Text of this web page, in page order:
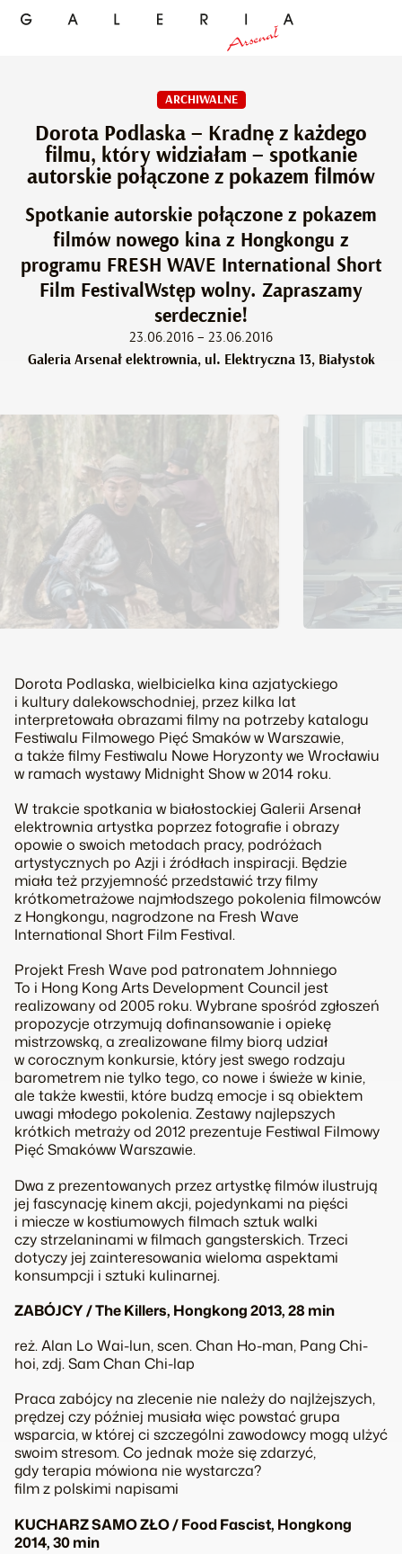
ARCHIWALNE
Dorota Podlaska – Kradnę z każdego
filmu, który widziałam – spotkanie
autorskie połączone z pokazem filmów
Spotkanie autorskie połączone z pokazem
filmów nowego kina z Hongkongu z
programu FRESH WAVE International Short
Film FestivalWstęp wolny. Zapraszamy
serdecznie!
23.06.2016 – 23.06.2016
Galeria Arsenał elektrownia, ul. Elektryczna 13, Białystok
Dorota Podlaska, wielbicielka kina azjatyckiego
i kultury dalekowschodniej, przez kilka lat
interpretowała obrazami filmy na potrzeby katalogu
Festiwalu Filmowego Pięć Smaków w Warszawie,
a także filmy Festiwalu Nowe Horyzonty we Wrocławiu
w ramach wystawy Midnight Show w 2014 roku.
W trakcie spotkania w białostockiej Galerii Arsenał
elektrownia artystka poprzez fotografie i obrazy
opowie o swoich metodach pracy, podróżach
artystycznych po Azji i źródłach inspiracji. Będzie
miała też przyjemność przedstawić trzy filmy
krótkometrażowe najmłodszego pokolenia filmowców
z Hongkongu, nagrodzone na Fresh Wave
International Short Film Festival.
Projekt Fresh Wave pod patronatem Johnniego
To i Hong Kong Arts Development Council jest
realizowany od 2005 roku. Wybrane spośród zgłoszeń
propozycje otrzymują dofinansowanie i opiekę
mistrzowską, a zrealizowane filmy biorą udział
w corocznym konkursie, który jest swego rodzaju
barometrem nie tylko tego, co nowe i świeże w kinie,
ale także kwestii, które budzą emocje i są obiektem
uwagi młodego pokolenia. Zestawy najlepszych
krótkich metraży od 2012 prezentuje Festiwal Filmowy
Pięć Smakóww Warszawie.
Dwa z prezentowanych przez artystkę filmów ilustrują
jej fascynację kinem akcji, pojedynkami na pięści
i miecze w kostiumowych filmach sztuk walki
czy strzelaninami w filmach gangsterskich. Trzeci
dotyczy jej zainteresowania wieloma aspektami
konsumpcji i sztuki kulinarnej.
ZABÓJCY / The Killers, Hongkong 2013, 28 min
reż. Alan Lo Wai-lun, scen. Chan Ho-man, Pang Chi-
hoi, zdj. Sam Chan Chi-lap
Praca zabójcy na zlecenie nie należy do najlżejszych,
prędzej czy później musiała więc powstać grupa
wsparcia, w której ci szczególni zawodowcy mogą ulżyć
swoim stresom. Co jednak może się zdarzyć,
gdy terapia mówiona nie wystarcza?
film z polskimi napisami
KUCHARZ SAMO ZŁO / Food Fascist, Hongkong
2014, 30 min